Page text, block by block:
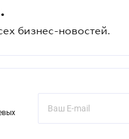
бизнес-новостей.